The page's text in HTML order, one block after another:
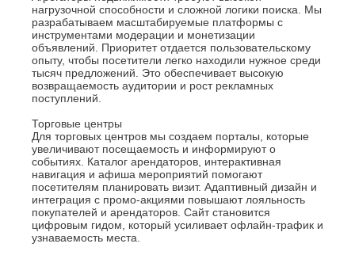
нагрузочной способности и сложной логики поиска. Мы
разрабатываем масштабируемые платформы с
инструментами модерации и монетизации
объявлений. Приоритет отдается пользовательскому
опыту, чтобы посетители легко находили нужное среди
тысяч предложений. Это обеспечивает высокую
возвращаемость аудитории и рост рекламных
поступлений.
Торговые центры
Для торговых центров мы создаем порталы, которые
увеличивают посещаемость и информируют о
событиях. Каталог арендаторов, интерактивная
навигация и афиша мероприятий помогают
посетителям планировать визит. Адаптивный дизайн и
интеграция с промо-акциями повышают лояльность
покупателей и арендаторов. Сайт становится
цифровым гидом, который усиливает офлайн-трафик и
узнаваемость места.